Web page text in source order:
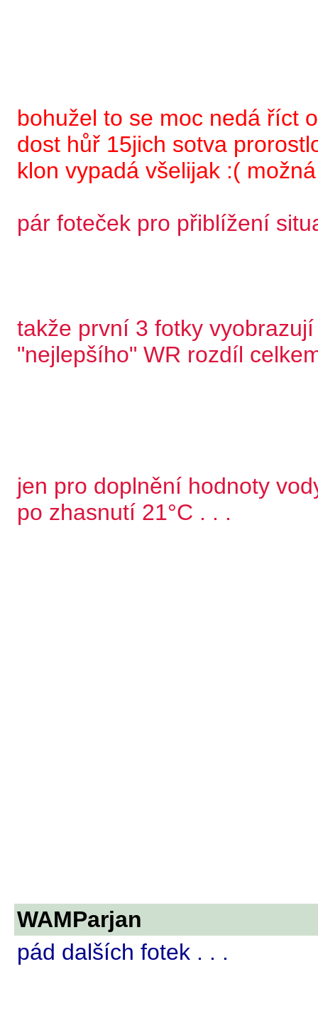
bohužel to se moc nedá říct
dost hůř 15jich sotva
klon vypadá všelijak :(
pár foteček pro přiblížení
takže první 3 fotky
"nejlepšího" WR rozdíl
jen pro doplnění hodnoty
po zhasnutí 21°C . . .
WAMParjan
pád dalších fotek . . .